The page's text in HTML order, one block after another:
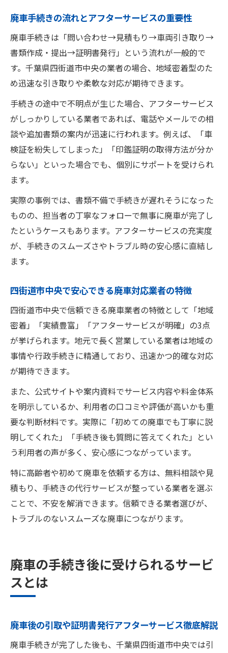
とは
廃車手続きの流れとアフターサービスの重要性
廃車手続きは「問い合わせ→見積もり→車両引き取り→
書類作成・提出→証明書発行」という流れが一般的で
す。千葉県四街道市中央の業者の場合、地域密着型のた
め迅速な引き取りや柔軟な対応が期待できます。
手続きの途中で不明点が生じた場合、アフターサービス
がしっかりしている業者であれば、電話やメールでの相
談や追加書類の案内が迅速に行われます。例えば、「車
検証を紛失してしまった」「印鑑証明の取得方法が分か
らない」といった場合でも、個別にサポートを受けられ
ます。
実際の事例では、書類不備で手続きが遅れそうになった
ものの、担当者の丁寧なフォローで無事に廃車が完了し
たというケースもあります。アフターサービスの充実度
が、手続きのスムーズさやトラブル時の安心感に直結し
ます。
四街道市中央で安心できる廃車対応業者の特徴
四街道市中央で信頼できる廃車業者の特徴として「地域
密着」「実績豊富」「アフターサービスが明確」の3点
が挙げられます。地元で長く営業している業者は地域の
事情や行政手続きに精通しており、迅速かつ的確な対応
が期待できます。
また、公式サイトや案内資料でサービス内容や料金体系
を明示しているか、利用者の口コミや評価が高いかも重
要な判断材料です。実際に「初めての廃車でも丁寧に説
明してくれた」「手続き後も質問に答えてくれた」とい
う利用者の声が多く、安心感につながっています。
特に高齢者や初めて廃車を依頼する方は、無料相談や見
積もり、手続きの代行サービスが整っている業者を選ぶ
ことで、不安を解消できます。信頼できる業者選びが、
トラブルのないスムーズな廃車につながります。
廃車の手続き後に受けられるサービ
スとは
廃車後の引取や証明書発行アフターサービス徹底解説
廃車手続きが完了した後も、千葉県四街道市中央では引